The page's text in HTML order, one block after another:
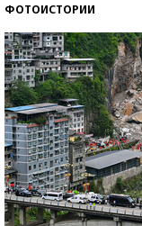
ФОТОИСТОРИИ